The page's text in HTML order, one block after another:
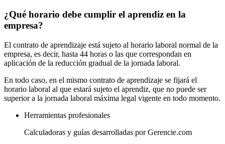
¿Qué horario debe cumplir el aprendiz en la
empresa?
El contrato de aprendizaje está sujeto al horario laboral normal de la
empresa, es decir, hasta 44 horas o las que correspondan en
aplicación de la reducción gradual de la jornada laboral.
En todo caso, en el mismo contrato de aprendizaje se fijará el
horario laboral al que estará sujeto el aprendiz, que no puede ser
superior a la jornada laboral máxima legal vigente en todo momento.
Herramientas profesionales
Calculadoras y guías desarrolladas por Gerencie.com